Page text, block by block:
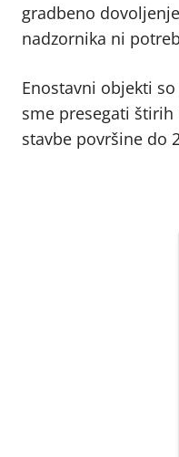
gradbeno
nadzornika ni
Enostavni objekti
sme presegati
stavbe površine do